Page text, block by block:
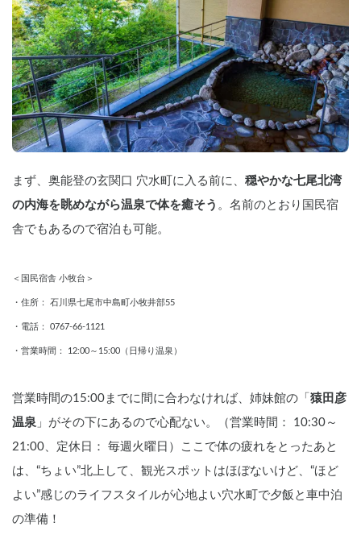
まず、奥能登の玄関口 穴水町に入る前に、 穏やかな七尾北湾
の内海を眺めながら温泉で体を癒そう 。名前のとおり国民宿
舎でもあるので宿泊も可能。
＜国民宿舎 小牧台＞
・住所： 石川県七尾市中島町小牧井部55
・電話： 0767-66-1121
・営業時間： 12:00～15:00（日帰り温泉）
営業時間の15:00までに間に合わなければ、姉妹館の「 猿田彦
温泉 」がその下にあるので心配ない。（営業時間： 10:30～
21:00、定休日： 毎週火曜日）ここで体の疲れをとったあと
は、“ちょい”北上して、観光スポットはほぼないけど、“ほど
よい”感じのライフスタイルが心地よい穴水町で夕飯と車中泊
の準備！